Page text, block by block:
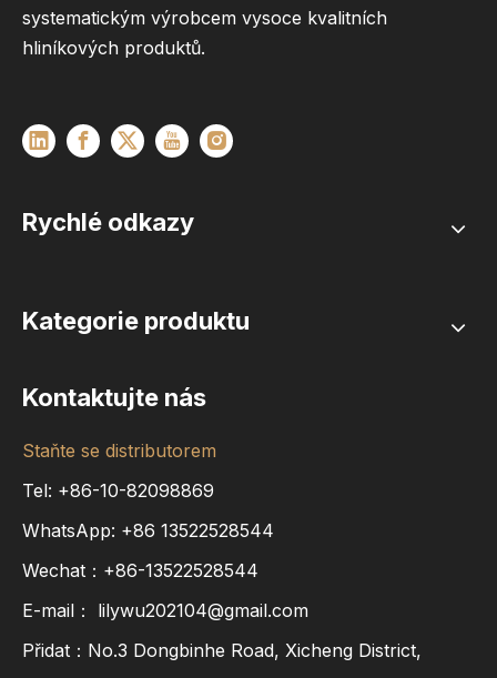
systematickým výrobcem vysoce kvalitních
hliníkových produktů.
Rychlé odkazy
Kategorie produktu
Kontaktujte nás
Staňte se distributorem
Tel: +86-10-82098869
WhatsApp: +86 13522528544
Wechat：+86-13522528544
E-mail： lilywu202104@gmail.com
Přidat：No.3 Dongbinhe Road, Xicheng District,